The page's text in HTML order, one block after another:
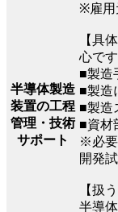
半導体製造
装置の工程
管理・技術
サポート
※雇用
【具
心です
■製造
■製造
■製造
■資材
※必要
開発
【扱
半導